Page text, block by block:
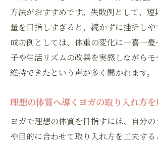
方法がおすすめです。失敗例として、
量を目指しすぎると、続かずに挫折しや
成功例としては、体重の変化に一喜一
子や生活リズムの改善を実感しながら
維持できたという声が多く聞かれます。
理想の体質へ導くヨガの取り入れ方
ヨガで理想の体質を目指すには、自分
や目的に合わせて取り入れ方を工夫す